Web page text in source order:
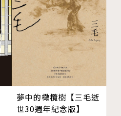
本，這本代表作榮獲第三屆
代，他又將文化人類學的理
表作為《個人的體驗》，該
，並因此作英譯而將他推向
他將自己歸類為「怪誕現實
恐懼和下意識願望穿插在日
夢中的橄欖樹【三毛逝
世30週年紀念版】